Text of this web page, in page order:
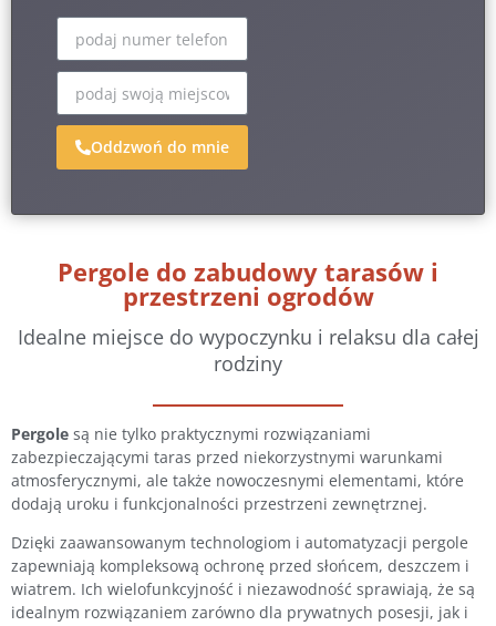
Oddzwoń do mnie
Pergole do zabudowy tarasów i
przestrzeni ogrodów
Idealne miejsce do wypoczynku i relaksu dla całej
rodziny
Pergole są nie tylko praktycznymi rozwiązaniami
zabezpieczającymi taras przed niekorzystnymi warunkami
atmosferycznymi, ale także nowoczesnymi elementami, które
dodają uroku i funkcjonalności przestrzeni zewnętrznej.
Dzięki zaawansowanym technologiom i automatyzacji pergole
zapewniają kompleksową ochronę przed słońcem, deszczem i
wiatrem. Ich wielofunkcyjność i niezawodność sprawiają, że są
idealnym rozwiązaniem zarówno dla prywatnych posesji, jak i